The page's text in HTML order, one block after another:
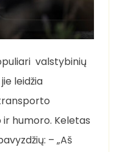
valstybinių
leidžia
humoro. Keletas
– „Aš